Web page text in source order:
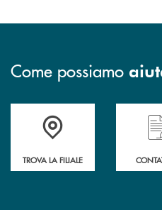
Come possiamo
Accedi all' elenco completo delle
TROVA LA FILIALE
Hai